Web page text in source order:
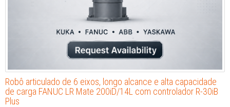
Robô articulado de 6 eixos, longo alcance e alta capacidade
de carga FANUC LR Mate 200iD/14L com controlador R-30iB
Plus